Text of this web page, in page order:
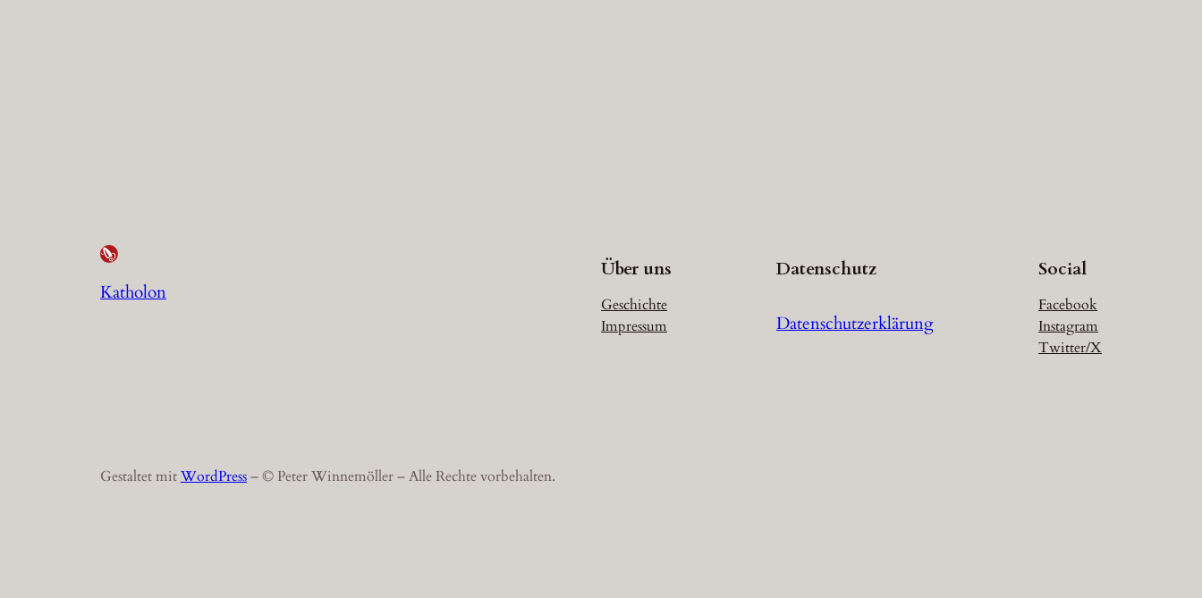
Katholon
Über uns
Geschichte
Impressum
Datenschutz
Datenschutzerklärung
Social
Facebook
Instagram
Twitter/X
Gestaltet mitWordPress– © Peter Winnemöller – Alle Rechte vorbehalten.